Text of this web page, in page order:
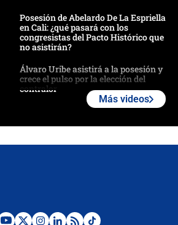
Posesión de Abelardo De La Espriella
en Cali: ¿qué pasará con los
congresistas del Pacto Histórico que
no asistirán?
Álvaro Uribe asistirá a la posesión y
crece el pulso por la elección del
contralor
Más videos